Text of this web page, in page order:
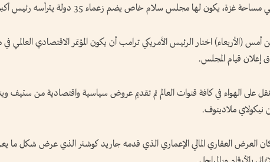
(الأربعاء) اختار الرئيس الأمريكي ترامب أن يكون المؤتمر الاقتصادي العالمي
إعلان قيام المجلس.
على الهواء في كافة قنوات العالم تم تقديم عروض سياسية واقتصادية من ستيف
نيكولاي ملادينوف.
العرض العقاري المالي الإعماري الذي قدمه جاريد كوشنر الذي عرض شكل ما